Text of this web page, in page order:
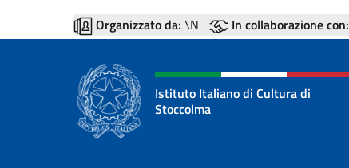
Organizzato da: \N In collaborazione con:
Istituto Italiano di Cultura di
Stoccolma